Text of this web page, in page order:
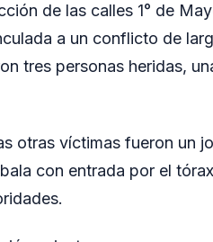
de las calles 1° de
a un conflicto de
tres personas heridas,
otras víctimas fueron un
con entrada por el